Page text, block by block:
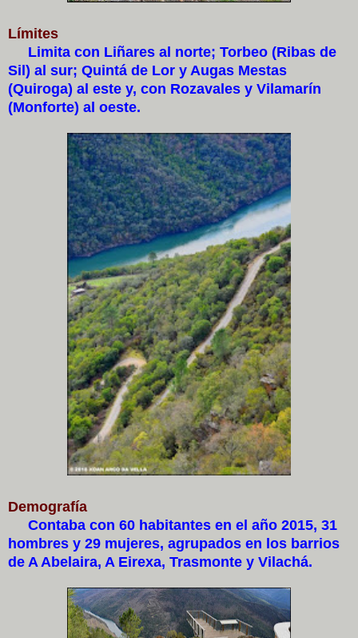
Límites
Limita con Liñares al norte; Torbeo (Ribas de
Sil) al sur; Quintá de Lor y Augas Mestas
(Quiroga) al este y, con Rozavales y Vilamarín
(Monforte) al oeste.
Demografía
Contaba con 60 habitantes en el año 2015, 31
hombres y 29 mujeres, agrupados en los barrios
de A Abelaira, A Eirexa, Trasmonte y Vilachá.